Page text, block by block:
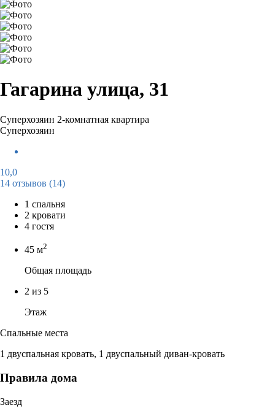
Гагарина улица, 31
Суперхозяин 2-комнатная квартира
Суперхозяин
10,0
14 отзывов (14)
1 спальня
2 кровати
4 гостя
45 м2
Общая площадь
2 из 5
Этаж
Спальные места
1 двуспальная кровать, 1 двуспальный диван-кровать
Правила дома
Заезд